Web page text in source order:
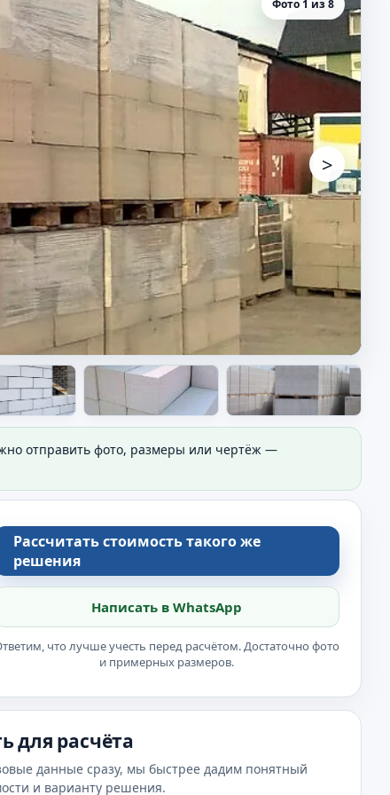
Фото 1 из 8
>
отправить фото, размеры или чертёж —
Рассчитать стоимость такого же
решения
Написать в WhatsApp
что лучше учесть перед расчётом. Достаточно фото
и примерных размеров.
для расчёта
данные сразу, мы быстрее дадим понятный
и варианту решения.